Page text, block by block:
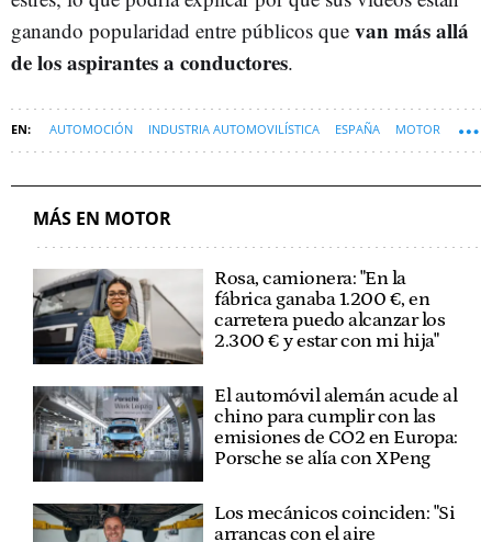
ganando popularidad entre públicos que van más allá
de los aspirantes a conductores.
AUTOMOCIÓN INDUSTRIA AUTOMOVILÍSTICA ESPAÑA MOTOR
MÁS EN MOTOR
Rosa, camionera: "En la
fábrica ganaba 1.200 €, en
carretera puedo alcanzar los
2.300 € y estar con mi hija"
El automóvil alemán acude al
chino para cumplir con las
emisiones de CO2 en Europa:
Porsche se alía con XPeng
Los mecánicos coinciden: "Si
arrancas con el aire